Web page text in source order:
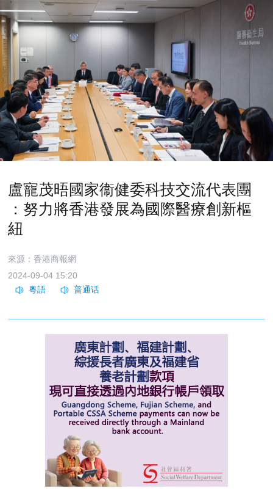
盧寵茂晤國家衞健委科技交流代表團
：努力將香港發展為國際醫療創新樞
紐
來源：香港商報網
2024-09-04 15:20